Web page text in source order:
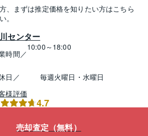
、まずは推定価格を知りたい方はこちら
。
センター
時間／
10:00～18:00
日／
毎週火曜日・水曜日
様評価
4.7
売却査定（無料）